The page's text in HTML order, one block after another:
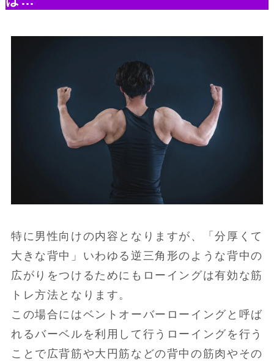
特に男性向けの内容となりますが、「分厚くて
大きな背中」いわゆる逆三角形のような背中の
広がりをつけるためにもローイングは有効な筋
トレ方法となります。
この場合にはベントオーバーローイングと呼ば
れるバーベルを利用して行うローイングを行う
ことで広背筋や大円筋などの背中の筋肉やその